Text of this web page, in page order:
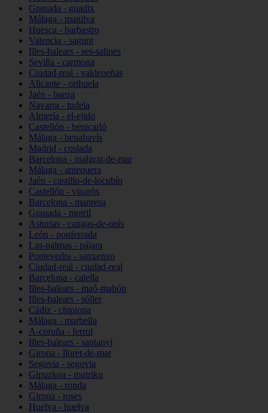
Granada - guadix
Málaga - manilva
Huesca - barbastro
Valencia - sagunt
Illes-balears - ses-salines
Sevilla - carmona
Ciudad-real - valdepeñas
Alicante - orihuela
Jaén - baeza
Navarra - tudela
Almería - el-ejido
Castellón - benicarló
Málaga - benahavís
Madrid - coslada
Barcelona - malgrat-de-mar
Málaga - antequera
Jaén - castillo-de-locubín
Castellón - vinaròs
Barcelona - manresa
Granada - motril
Asturias - cangas-de-onís
León - ponferrada
Las-palmas - pájara
Pontevedra - sanxenxo
Ciudad-real - ciudad-real
Barcelona - calella
Illes-balears - maó-mahón
Illes-balears - sóller
Cádiz - chipiona
Málaga - marbella
A-coruña - ferrol
Illes-balears - santanyí
Girona - lloret-de-mar
Segovia - segovia
Gipuzkoa - mutriku
Málaga - ronda
Girona - roses
Huelva - huelva